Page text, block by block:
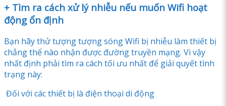
+ Tìm ra cách xử lý nhiễu nếu muốn Wifi hoạt
động ổn định
Bạn hãy thử tượng tượng sóng Wifi bị nhiễu làm thiết bị
chẳng thể nào nhận được đường truyền mạng. Vì vậy
nhất định phải tìm ra cách tối ưu nhất để giải quyết tình
trạng này:
Đối với các thiết bị là điện thoại di động